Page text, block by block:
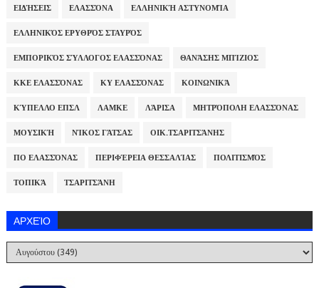
ΕΙΔΉΣΕΙΣ ΕΛΑΣΣΌΝΑ ΕΛΛΗΝΙΚΉ ΑΣΤΥΝΟΜΊΑ
ΕΛΛΗΝΙΚΌΣ ΕΡΥΘΡΌΣ ΣΤΑΥΡΌΣ
ΕΜΠΟΡΙΚΌΣ ΣΎΛΛΟΓΟΣ ΕΛΑΣΣΌΝΑΣ ΘΑΝΆΣΗΣ ΜΠΊΖΙΟΣ
ΚΚΕ ΕΛΑΣΣΌΝΑΣ ΚΥ ΕΛΑΣΣΌΝΑΣ ΚΟΙΝΩΝΙΚΆ
ΚΎΠΕΛΛΟ ΕΠΣΛ ΛΑΜΚΕ ΛΆΡΙΣΑ ΜΗΤΡΌΠΟΛΗ ΕΛΑΣΣΌΝΑΣ
ΜΟΥΣΙΚΉ ΝΊΚΟΣ ΓΆΤΣΑΣ ΟΙΚ.ΤΣΑΡΙΤΣΆΝΗΣ
ΠΟ ΕΛΑΣΣΌΝΑΣ ΠΕΡΙΦΈΡΕΙΑ ΘΕΣΣΑΛΊΑΣ ΠΟΛΙΤΙΣΜΌΣ
ΤΟΠΙΚΆ ΤΣΑΡΙΤΣΆΝΗ
ΑΡΧΕΊΟ